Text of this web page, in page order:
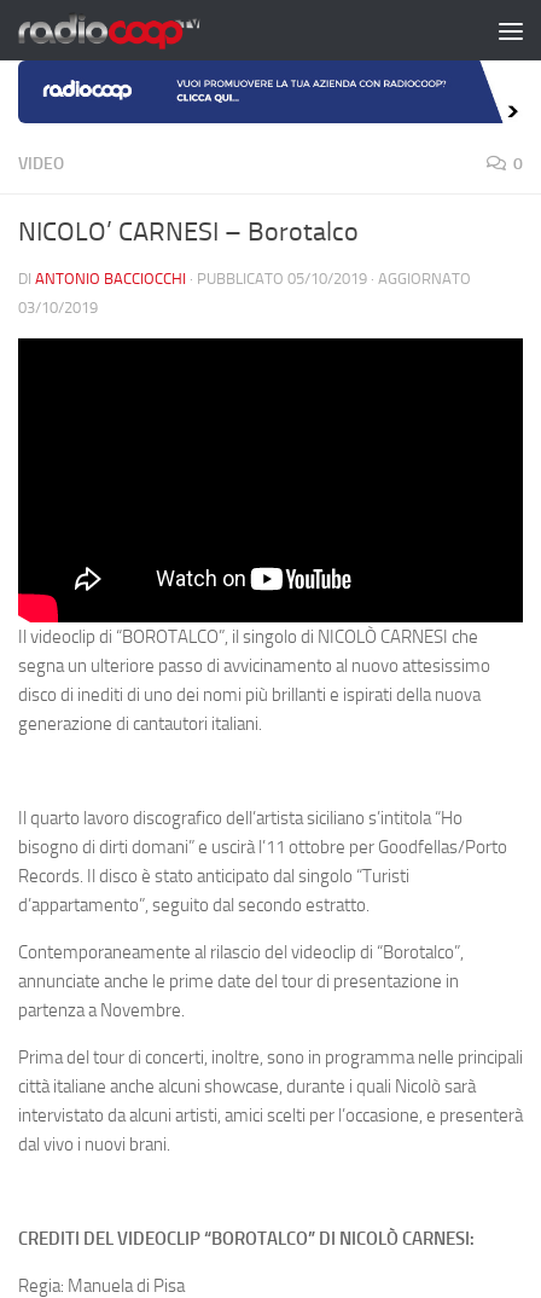
Salta al contenuto
VIDEO 0
NICOLO’ CARNESI – Borotalco
DI ANTONIO BACCIOCCHI · PUBBLICATO 05/10/2019 · AGGIORNATO
03/10/2019
Il videoclip di “BOROTALCO”, il singolo di NICOLÒ CARNESI che
segna un ulteriore passo di avvicinamento al nuovo attesissimo
disco di inediti di uno dei nomi più brillanti e ispirati della nuova
generazione di cantautori italiani.
Il quarto lavoro discografico dell’artista siciliano s’intitola “Ho
bisogno di dirti domani” e uscirà l’11 ottobre per Goodfellas/Porto
Records. Il disco è stato anticipato dal singolo “Turisti
d’appartamento”, seguito dal secondo estratto.
Contemporaneamente al rilascio del videoclip di “Borotalco”,
annunciate anche le prime date del tour di presentazione in
partenza a Novembre.
Prima del tour di concerti, inoltre, sono in programma nelle principali
città italiane anche alcuni showcase, durante i quali Nicolò sarà
intervistato da alcuni artisti, amici scelti per l’occasione, e presenterà
dal vivo i nuovi brani.
CREDITI DEL VIDEOCLIP “BOROTALCO” DI NICOLÒ CARNESI:
Regia: Manuela di Pisa